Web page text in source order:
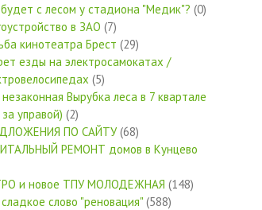
с лесом у стадиона "Медик"? (0)
в ЗАО (7)
кинотеатра Брест (29)
езды на электросамокатах /
(5)
незаконная Вырубка леса в 7 квартале
управой) (2)
ПО САЙТУ(68)
РЕМОНТ домов в Кунцево
и новое ТПУ МОЛОДЕЖНАЯ (148)
слово "реновация"(588)